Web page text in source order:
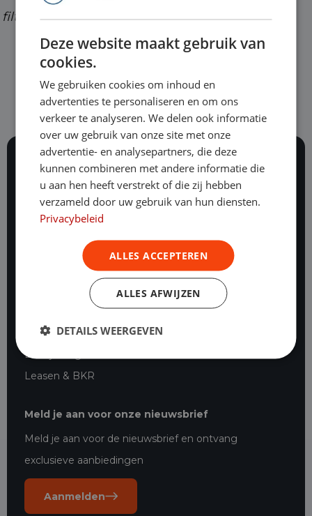
info@bedrijfswagenleasing.nl
filters
116 beoordelingen
Al ruim 25 jaar staan onze vakexperts dag en nacht
voor je klaar.
Onze mogelijkheden
Financial lease
Operational lease
Hoe werkt operational lease?
Financial lease bedrijfswagens
Bedrijfswagen leasen starters
Leasen & BKR
Meld je aan voor onze nieuwsbrief
Meld je aan voor de nieuwsbrief en ontvang
exclusieve aanbiedingen
Aanmelden
Deze website maakt gebruik van
cookies.
We gebruiken cookies om inhoud en
advertenties te personaliseren en om ons
verkeer te analyseren. We delen ook informatie
over uw gebruik van onze site met onze
advertentie- en analysepartners, die deze
kunnen combineren met andere informatie die
u aan hen heeft verstrekt of die zij hebben
verzameld door uw gebruik van hun diensten.
Privacybeleid
ALLES ACCEPTEREN
ALLES AFWIJZEN
DETAILS WEERGEVEN